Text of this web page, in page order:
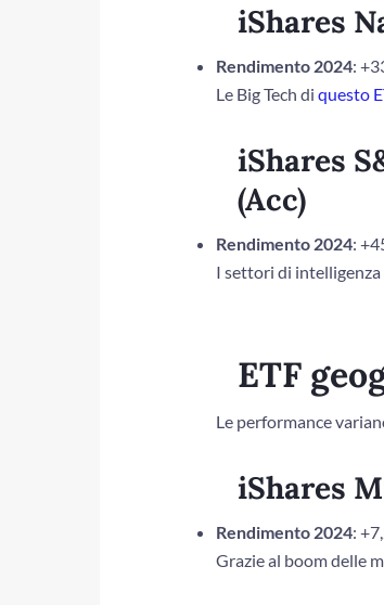
iShares
Rendimento 2024:
Le Big Tech di questo
iShares
(Acc)
Rendimento 2024:
I settori di
ETF
Le performance
iShares
Rendimento 2024:
Grazie al boom delle